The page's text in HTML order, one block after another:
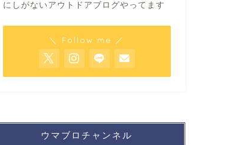
にしがないアウトドアブログやってます
＼ Follow me ／
ウマブロチャンネル